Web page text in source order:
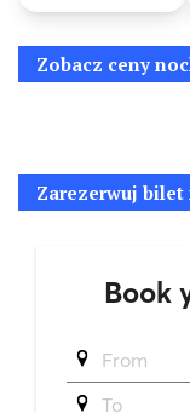
Zobacz ceny
Zarezerwuj bilet